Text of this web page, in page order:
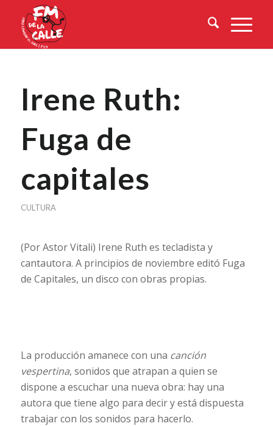
Irene Ruth:
Fuga de
capitales
CULTURA
(Por Astor Vitali) Irene Ruth es tecladista y
cantautora. A principios de noviembre editó Fuga
de Capitales, un disco con obras propias.
La producción amanece con una canción
vespertina, sonidos que atrapan a quien se
dispone a escuchar una nueva obra: hay una
autora que tiene algo para decir y está dispuesta
trabajar con los sonidos para hacerlo.